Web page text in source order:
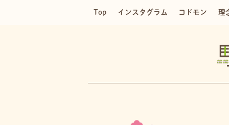
Top インスタグラム コドモン 理